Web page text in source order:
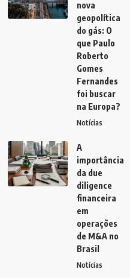
nova
geopolítica
do gás: O
que Paulo
Roberto
Gomes
Fernandes
foi buscar
na Europa?
Notícias
A
importância
da due
diligence
financeira
em
operações
de M&A no
Brasil
Notícias